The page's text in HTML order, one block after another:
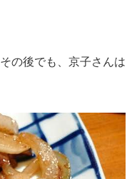
の後でも、京子さんは